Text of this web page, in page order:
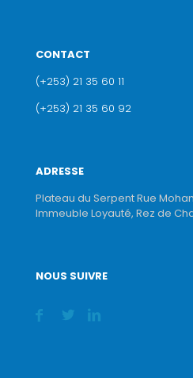
CONTACT
(+253) 21 35 60 11
(+253) 21 35 60 92
ADRESSE
Plateau du Serpent Rue
Immeuble Loyauté, Rez de
NOUS SUIVRE